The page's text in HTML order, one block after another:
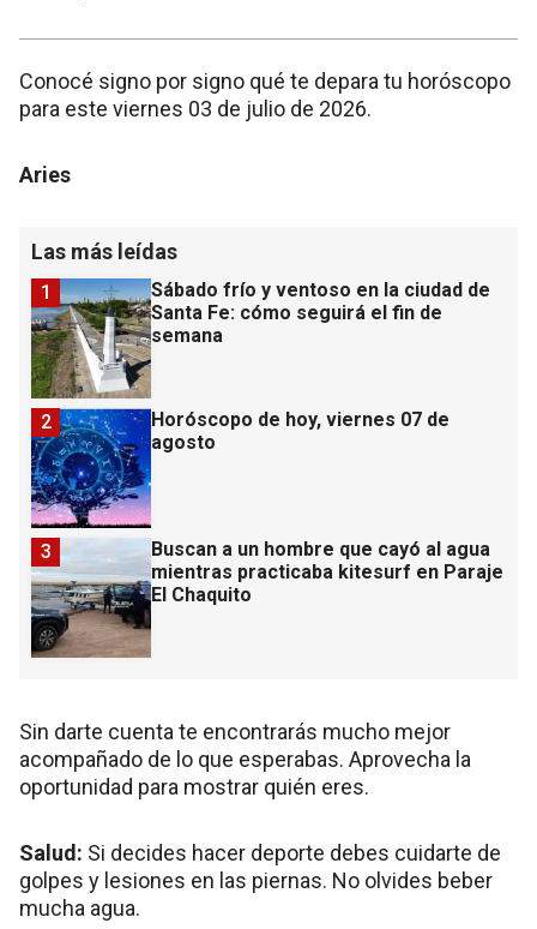
Conocé signo por signo qué te depara tu horóscopo
para este viernes 03 de julio de 2026.
Aries
Las más leídas
Sábado frío y ventoso en la ciudad de
Santa Fe: cómo seguirá el fin de
semana
1
Horóscopo de hoy, viernes 07 de
agosto
2
Buscan a un hombre que cayó al agua
mientras practicaba kitesurf en Paraje
El Chaquito
3
Sin darte cuenta te encontrarás mucho mejor
acompañado de lo que esperabas. Aprovecha la
oportunidad para mostrar quién eres.
Salud: Si decides hacer deporte debes cuidarte de
golpes y lesiones en las piernas. No olvides beber
mucha agua.